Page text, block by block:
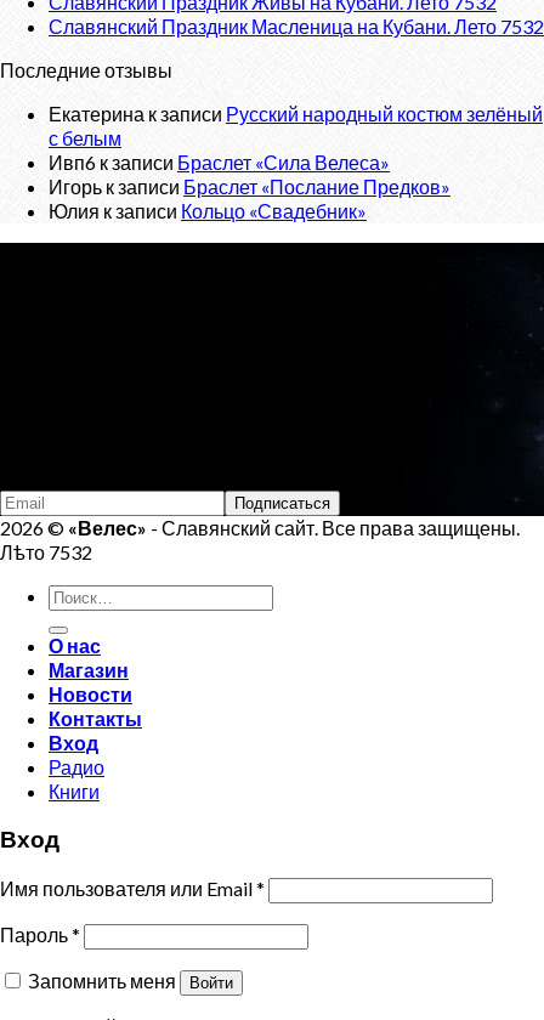
Славянский Праздник Масленица на Кубани. Лето 7532
Последние отзывы
Екатерина к записи Русский народный костюм зелёный
с белым
Ивп6 к записи Браслет «Сила Велеса»
Игорь к записи Браслет «Послание Предков»
Юлия к записи Кольцо «Свадебник»
2026 © «Велес» - Славянский сайт. Все права защищены.
Лѣто 7532
Искать:
О нас
Магазин
Новости
Контакты
Вход
Радио
Книги
Вход
Имя пользователя или Email*
Пароль*
Запомнить меня
Войти